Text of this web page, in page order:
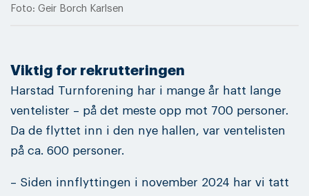
Foto: Geir Borch Karlsen
Viktig for rekrutteringen
Harstad Turnforening har i mange år hatt lange
ventelister – på det meste opp mot 700 personer.
Da de flyttet inn i den nye hallen, var ventelisten
på ca. 600 personer.
– Siden innflyttingen i november 2024 har vi tatt